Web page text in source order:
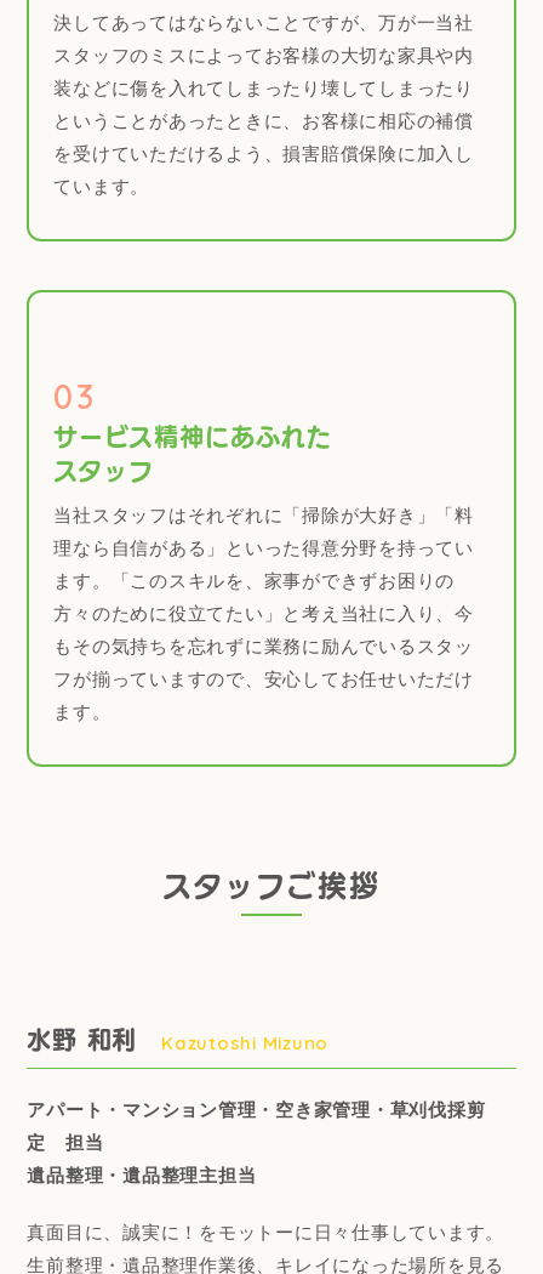
決してあってはならないことですが、万が一当社
スタッフのミスによってお客様の大切な家具や内
装などに傷を入れてしまったり壊してしまったり
ということがあったときに、お客様に相応の補償
を受けていただけるよう、損害賠償保険に加入し
ています。
03
サービス精神にあふれた
スタッフ
当社スタッフはそれぞれに「掃除が大好き」「料
理なら自信がある」といった得意分野を持ってい
ます。「このスキルを、家事ができずお困りの
方々のために役立てたい」と考え当社に入り、今
もその気持ちを忘れずに業務に励んでいるスタッ
フが揃っていますので、安心してお任せいただけ
ます。
スタッフご挨拶
水野 和利 Kazutoshi Mizuno
アパート・マンション管理・空き家管理・草刈伐採剪
定 担当
遺品整理・遺品整理主担当
真面目に、誠実に！をモットーに日々仕事しています。
生前整理・遺品整理作業後、キレイになった場所を見る